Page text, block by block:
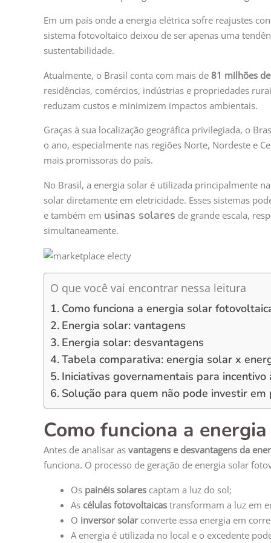
Em um país onde a energia elétrica sofre reajustes
sistema fotovoltaico deixou de ser apenas uma
sustentabilidade.
Atualmente, o Brasil conta com mais de 81 milhões
residências, comércios, indústrias e propriedades
reduzam custos e minimizem impactos ambientais.
Graças à sua localização geográfica privilegiada, o
o ano, especialmente nas regiões Norte, Nordeste e
mais promissoras do país.
No Brasil, a energia solar é utilizada principalmente
solar diretamente em eletricidade. Esses sistemas
e também em usinas solares de grande escala,
simultaneamente.
O que você vai encontrar nessa leitura
Como funciona a energia solar
Energia solar: vantagens
Energia solar: desvantagens
Tabela comparativa: energia solar x
Iniciativas governamentais para
Solução para quem não pode investir em
Como funciona a
Antes de analisar as vantagens e desvantagens da
funciona. O processo de geração de energia solar
Os painéis solares captam a luz do sol;
As células fotovoltaicas transformam a luz em
O inversor solarconverte essa energia em
A energia é utilizada no local e o excedente